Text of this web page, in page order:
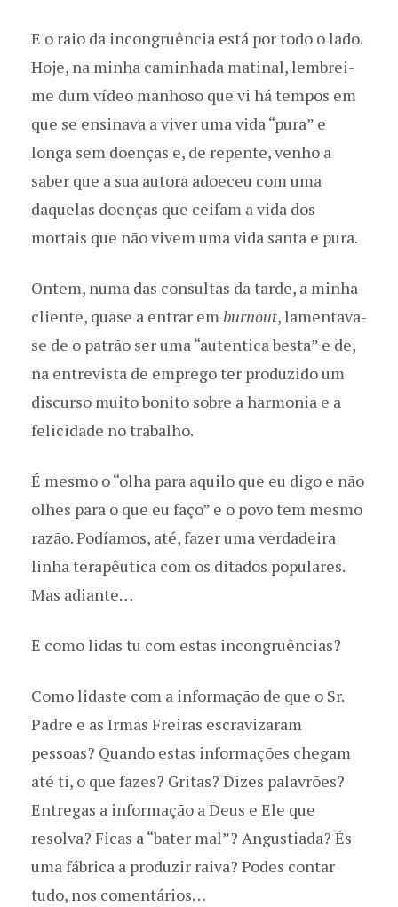
E o raio da incongruência está por todo o lado.
Hoje, na minha caminhada matinal, lembrei-
me dum vídeo manhoso que vi há tempos em
que se ensinava a viver uma vida “pura” e
longa sem doenças e, de repente, venho a
saber que a sua autora adoeceu com uma
daquelas doenças que ceifam a vida dos
mortais que não vivem uma vida santa e pura.
Ontem, numa das consultas da tarde, a minha
cliente, quase a entrar emburnout, lamentava-
se de o patrão ser uma “autentica besta” e de,
na entrevista de emprego ter produzido um
discurso muito bonito sobre a harmonia e a
felicidade no trabalho.
É mesmo o “olha para aquilo que eu digo e não
olhes para o que eu faço” e o povo tem mesmo
razão. Podíamos, até, fazer uma verdadeira
linha terapêutica com os ditados populares.
Mas adiante…
E como lidas tu com estas incongruências?
Como lidaste com a informação de que o Sr.
Padre e as Irmãs Freiras escravizaram
pessoas? Quando estas informações chegam
até ti, o que fazes? Gritas? Dizes palavrões?
Entregas a informação a Deus e Ele que
resolva? Ficas a “bater mal”? Angustiada? És
uma fábrica a produzir raiva? Podes contar
tudo, nos comentários…